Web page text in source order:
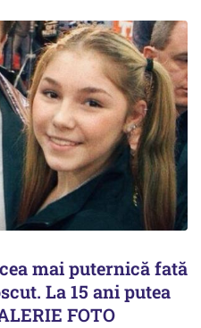
mai puternică fată
La 15 ani putea
FOTO